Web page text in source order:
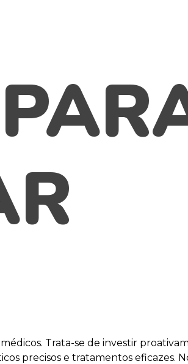
Trata-se de investir
precisos e tratamentos eficazes.